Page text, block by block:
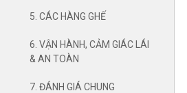
5. CÁC HÀNG GHẾ
6. VẬN HÀNH, CẢM GIÁC LÁI
& AN TOÀN
7. ĐÁNH GIÁ CHUNG